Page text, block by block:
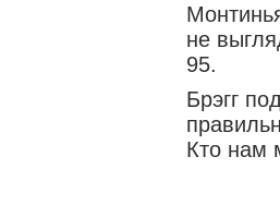
не
95.
Брэгг
Кто нам